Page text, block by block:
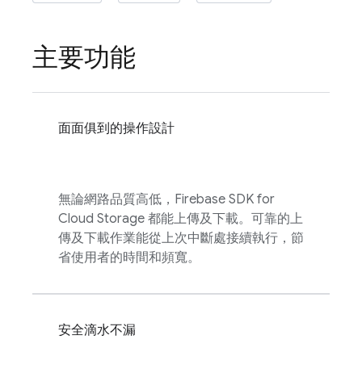
主要功能
面面俱到的操作設計
無論網路品質高低， Firebase SDK for
Cloud Storage 都能上傳及下載。可靠的上
傳及下載作業能從上次中斷處接續執行，節
省使用者的時間和頻寬。
安全滴水不漏